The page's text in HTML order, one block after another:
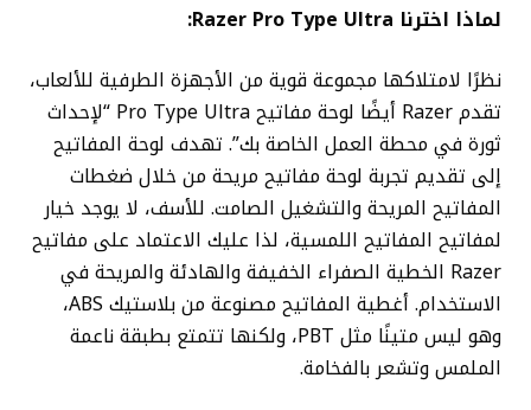
لماذا اخترنا Razer Pro Type Ultra:
نظرًا لامتلاكها مجموعة قوية من الأجهزة الطرفية للألعاب،
تقدم Razer أيضًا لوحة مفاتيح Pro Type Ultra “لإحداث
ثورة في محطة العمل الخاصة بك”. تهدف لوحة المفاتيح
إلى تقديم تجربة لوحة مفاتيح مريحة من خلال ضغطات
المفاتيح المريحة والتشغيل الصامت. للأسف، لا يوجد خيار
لمفاتيح المفاتيح اللمسية، لذا عليك الاعتماد على مفاتيح
Razer الخطية الصفراء الخفيفة والهادئة والمريحة في
الاستخدام. أغطية المفاتيح مصنوعة من بلاستيك ABS،
وهو ليس متينًا مثل PBT، ولكنها تتمتع بطبقة ناعمة
الملمس وتشعر بالفخامة.